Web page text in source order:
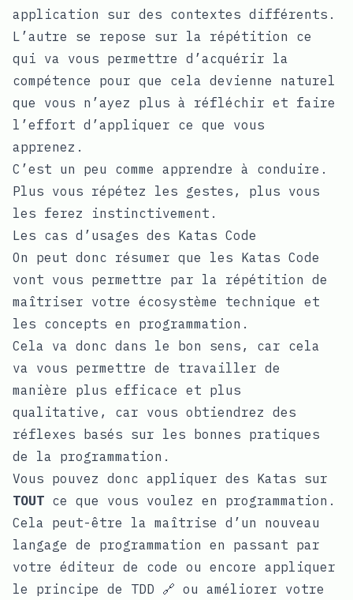
application sur des contextes différents.
L’autre se repose sur la répétition ce
qui va vous permettre d’acquérir la
compétence pour que cela devienne naturel
que vous n’ayez plus à réfléchir et faire
l’effort d’appliquer ce que vous
apprenez.
C’est un peu comme apprendre à conduire.
Plus vous répétez les gestes, plus vous
les ferez instinctivement.
Les cas d’usages des Katas Code
On peut donc résumer que les Katas Code
vont vous permettre par la répétition de
maîtriser votre écosystème technique et
les concepts en programmation.
Cela va donc dans le bon sens, car cela
va vous permettre de travailler de
manière plus efficace et plus
qualitative, car vous obtiendrez des
réflexes basés sur les bonnes pratiques
de la programmation.
Vous pouvez donc appliquer des Katas sur
TOUT ce que vous voulez en programmation.
Cela peut-être la maîtrise d’un nouveau
langage de programmation en passant par
votre éditeur de code ou encore appliquer
le principe de TDD 🔗 ou améliorer votre